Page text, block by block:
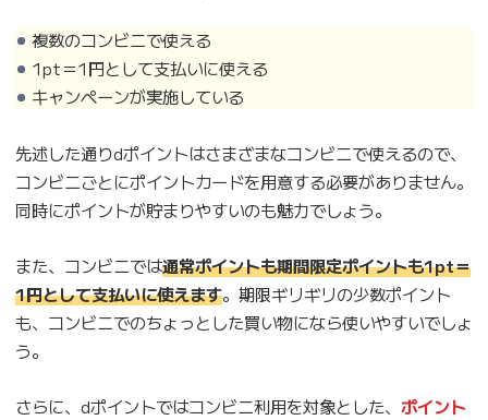
複数のコンビニで使える
1pt＝1円として支払いに使える
キャンペーンが実施している
先述した通りdポイントはさまざまなコンビニで使えるので、
コンビニごとにポイントカードを用意する必要がありません。
同時にポイントが貯まりやすいのも魅力でしょう。
また、コンビニでは通常ポイントも期間限定ポイントも1pt＝
1円として支払いに使えます。期限ギリギリの少数ポイント
も、コンビニでのちょっとした買い物になら使いやすいでしょ
う。
さらに、dポイントではコンビニ利用を対象とした、 ポイント